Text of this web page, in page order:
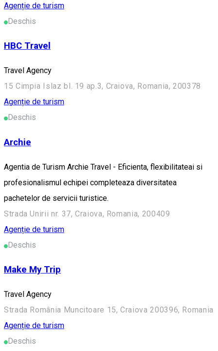
Agenție de turism
Deschis
HBC Travel
Travel Agency
15 Cimpia Islaz bl. 19 ap.3, Craiova, Romania, 200378
Agenție de turism
Deschis
Archie
Agentia de Turism Archie Travel - Eficienta, flexibilitateai si
profesionalismul echipei completeaza diversitatea
pachetelor de servicii turistice.
Strada Unirii nr. 37, Craiova, Romania, 200409
Agenție de turism
Deschis
Make My Trip
Travel Agency
Strada România Muncitoare 15, Craiova 200396, Romania
Agenție de turism
Deschis